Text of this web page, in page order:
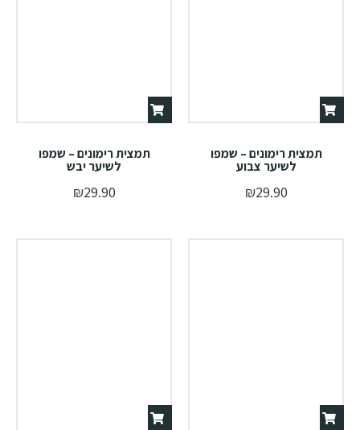
תמצית רימונים – שמפו
לשיער צבוע
₪29.90
תמצית רימונים – שמפו
לשיער יבש
₪29.90